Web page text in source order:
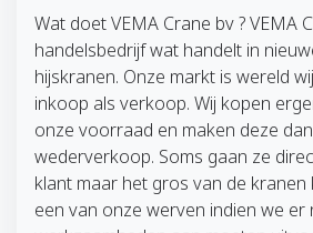
Wat doet VEMA Crane bv ? VEMA
handelsbedrijf wat handelt in
hijskranen. Onze markt is wereld
inkoop als verkoop. Wij kopen
onze voorraad en maken deze
wederverkoop. Soms gaan ze
klant maar het gros van de
een van onze werven indien we er